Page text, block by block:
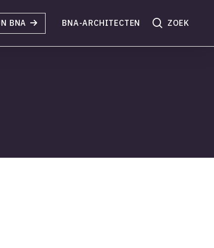
BNA BNA-ARCHITECTEN search